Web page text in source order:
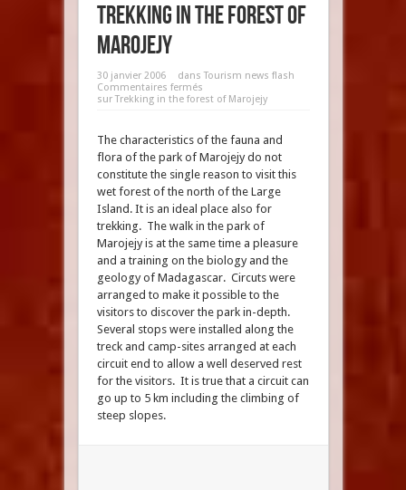
Trekking in the forest of
Marojejy
30 janvier 2006 dansTourism news flash
Commentaires fermés
sur Trekking in the forest of Marojejy
The characteristics of the fauna and
flora of the park of Marojejy do not
constitute the single reason to visit this
wet forest of the north of the Large
Island. It is an ideal place also for
trekking. The walk in the park of
Marojejy is at the same time a pleasure
and a training on the biology and the
geology of Madagascar. Circuts were
arranged to make it possible to the
visitors to discover the park in-depth.
Several stops were installed along the
treck and camp-sites arranged at each
circuit end to allow a well deserved rest
for the visitors. It is true that a circuit can
go up to 5 km including the climbing of
steep slopes.